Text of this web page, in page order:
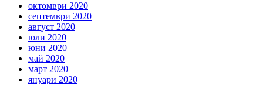
октомври 2020
септември 2020
август 2020
юли 2020
юни 2020
май 2020
март 2020
януари 2020